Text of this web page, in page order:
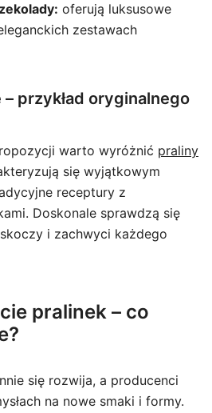
oferują luksusowe
zestawach
– przykład oryginalnego
warto wyróżnić praliny
się wyjątkowym
receptury z
Doskonale sprawdzą się
i zachwyci każdego
pralinek – co
się rozwija, a producenci
na nowe smaki i formy.